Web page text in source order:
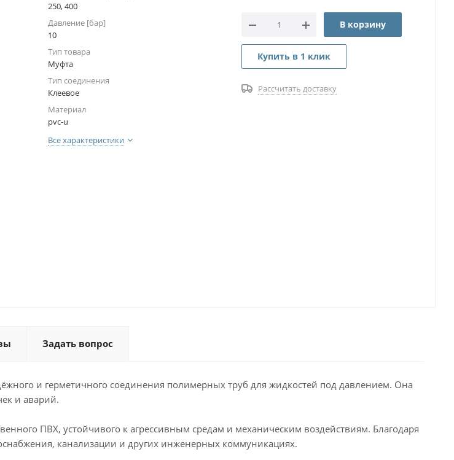
250, 400
Давление [бар]
10
Тип товара
Муфта
Тип соединения
Клеевое
Материал
pvc-u
Все характеристики
В корзину
Купить в 1 клик
Рассчитать доставку
Задать вопрос
и герметичного соединения полимерных труб для жидкостей под давлением. Она
и аварий.
ПВХ, устойчивого к агрессивным средам и механическим воздействиям. Благодаря
канализации и других инженерных коммуникациях.